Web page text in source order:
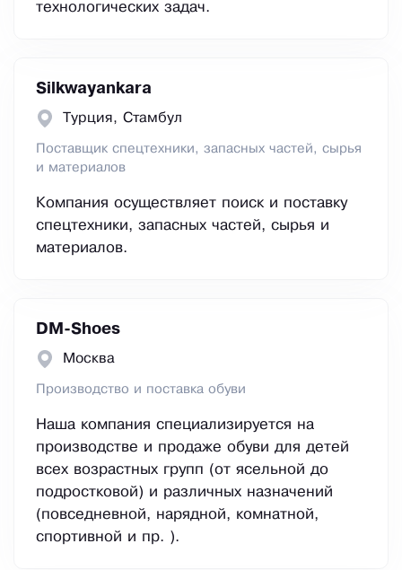
технологических задач.
Silkwayankara
Турция, Стамбул
Поставщик спецтехники, запасных частей, сырья
и материалов
Компания осуществляет поиск и поставку
спецтехники, запасных частей, сырья и
материалов.
DM-Shoes
Москва
Производство и поставка обуви
Наша компания специализируется на
производстве и продаже обуви для детей
всех возрастных групп (от ясельной до
подростковой) и различных назначений
(повседневной, нарядной, комнатной,
спортивной и пр. ).